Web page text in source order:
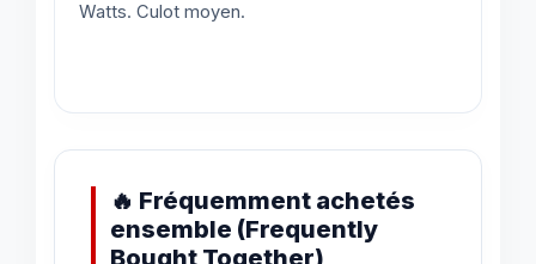
Watts. Culot moyen.
🔥 Fréquemment achetés
ensemble (Frequently
Bought Together)